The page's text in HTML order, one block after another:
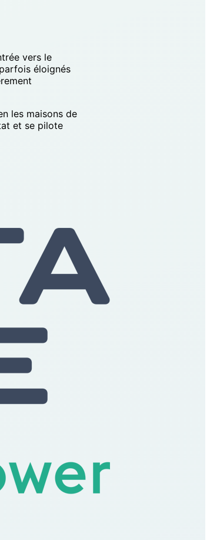
vers le
éloignés
les maisons de
et se pilote